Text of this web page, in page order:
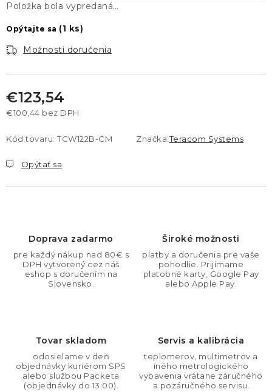
Položka bola vypredaná…
Opýtajte sa (1 ks)
Možnosti doručenia
€123,54
€100,44 bez DPH
Kód tovaru: TCW122B-CM Značka:Teracom Systems
Opýtať sa
Doprava zadarmo
pre každý nákup nad 80€ s
DPH vytvorený cez náš
eshop s doručením na
Slovensko.
Široké možnosti
platby a doručenia pre vaše
pohodlie. Prijímame
platobné karty, Google Pay
alebo Apple Pay.
Tovar skladom
odosielame v deň
objednávky kuriérom SPS
alebo službou Packeta
(objednávky do 13:00).
Servis a kalibrácia
teplomerov, multimetrov a
iného metrologického
vybavenia vrátane záručného
a pozáručného servisu.